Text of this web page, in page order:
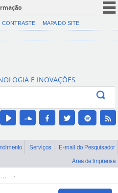
CORONAVÍRUS (COVID-19)
Canais
CONTRASTE MAPA DO SITE
E INOVAÇÕES
Serviços
E-mail do Pesquisador
Área de imprensa
Bolsas e Auxílios Vigentes